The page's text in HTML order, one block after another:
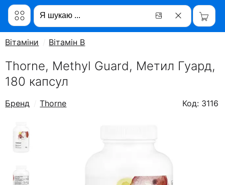
Вітаміни Вітамін B
Thorne, Methyl Guard, Метил Гуард,
180 капсул
Бренд Thorne Код: 3116